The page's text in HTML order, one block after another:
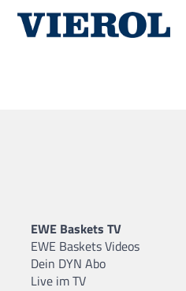
EWE Baskets TV
EWE Baskets Videos
Dein DYN Abo
Live im TV